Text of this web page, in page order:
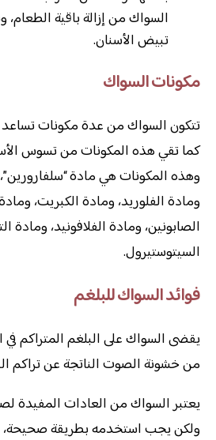
السواك من إزالة باقية الطعام،
تبيض الأسنان.
مكونات السواك
تتكون السواك من عدة مكونات
كما تقي هذه المكونات من تسوس
وهذه المكونات هي مادة “سلفارورين”،
ومادة الفلوريد، ومادة الكبريت،
الصابونين، ومادة الفلافونيد، ومادة
السيتوستيرول.
فوائد السواك للبلغم
يقضى السواك على البلغم المتراكم
من خشونة الصوت الناتجة عن تراكم
يعتبر السواك من العادات المفيدة
ولكن يجب استخدمه بطريقة صحيحة،